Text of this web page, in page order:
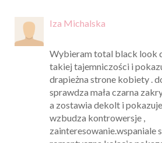
Iza Michalska
Wybieram total black look
takiej tajemniczości i
drapieżna strone kobiety .
sprawdza mała czarna
a zostawia dekolt i
wzbudza kontrowersje ,
zainteresowanie.wspaniale